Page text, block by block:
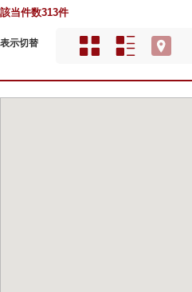
該当件数313件
表示切替